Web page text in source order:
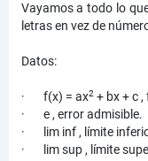
Vayamos a todo lo
letras en vez de
Datos:
· f(x) = ax2+ bx + c ,
· e , error admisible.
· lim inf , límite
· lim sup , límite